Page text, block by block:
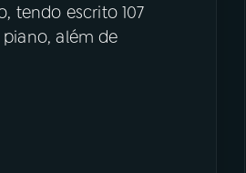
tendo escrito 107
além de